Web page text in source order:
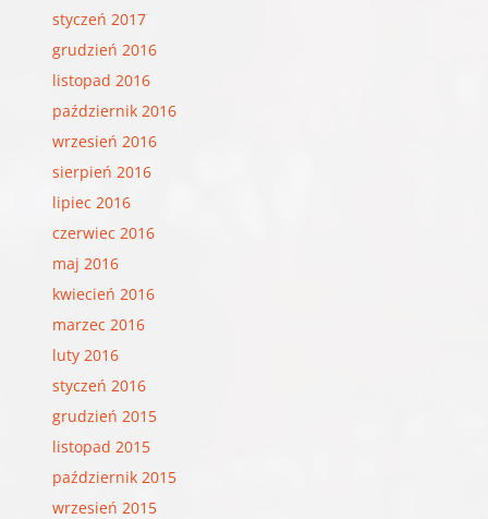
styczeń 2017
grudzień 2016
listopad 2016
październik 2016
wrzesień 2016
sierpień 2016
lipiec 2016
czerwiec 2016
maj 2016
kwiecień 2016
marzec 2016
luty 2016
styczeń 2016
grudzień 2015
listopad 2015
październik 2015
wrzesień 2015